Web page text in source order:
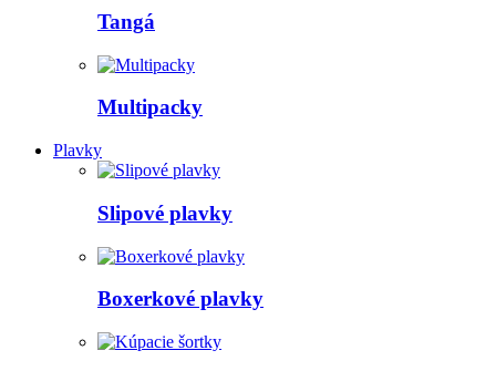
Tangá
Multipacky
Plavky
Slipové plavky
Boxerkové plavky